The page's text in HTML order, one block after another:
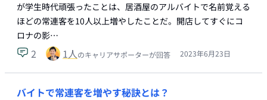
が学生時代頑張ったことは、居酒屋のアルバイトで名前覚える
ほどの常連客を10人以上増やしたことだ。開店してすぐにコ
ロナの影…
2 1人のキャリアサポーターが回答 2023年6月23日
バイトで常連客を増やす秘訣とは？